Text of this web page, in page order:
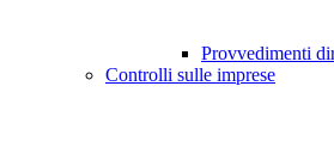
Provvedimenti
Controlli sulle imprese